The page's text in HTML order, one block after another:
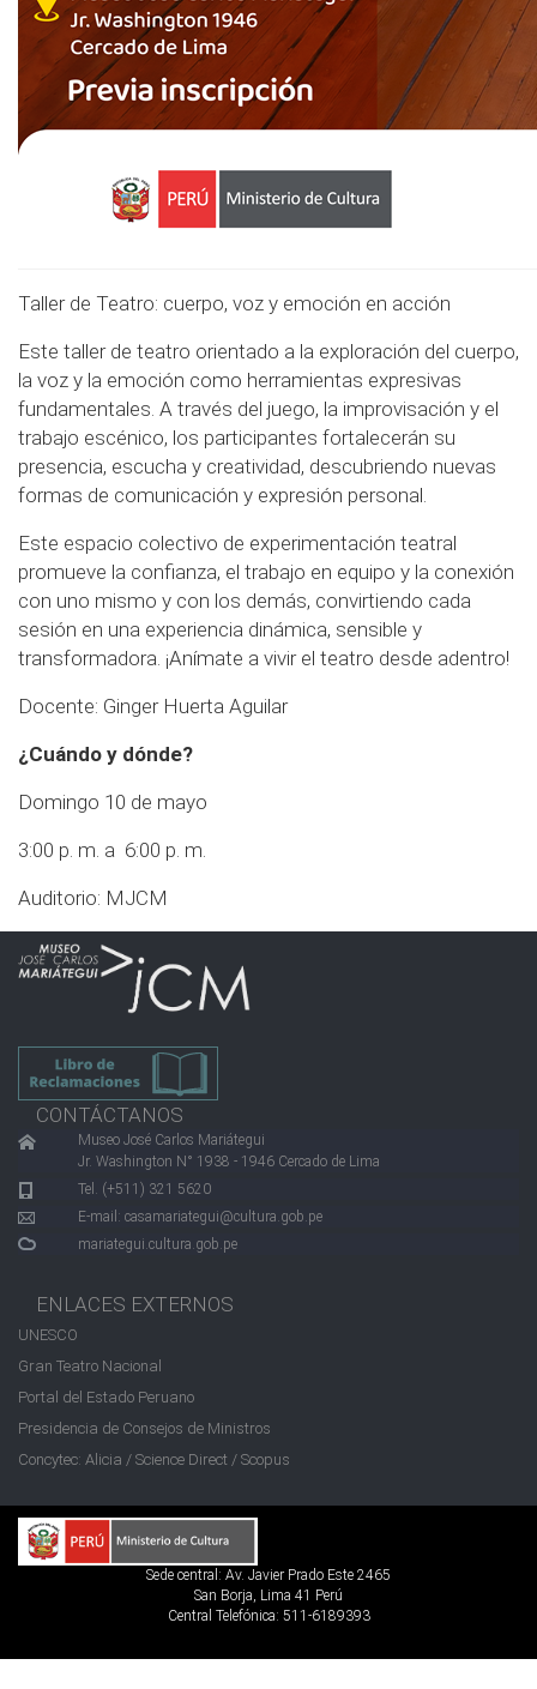
Taller de Teatro: cuerpo, voz y emoción en acción
Este taller de teatro orientado a la exploración del cuerpo,
la voz y la emoción como herramientas expresivas
fundamentales. A través del juego, la improvisación y el
trabajo escénico, los participantes fortalecerán su
presencia, escucha y creatividad, descubriendo nuevas
formas de comunicación y expresión personal.
Este espacio colectivo de experimentación teatral
promueve la confianza, el trabajo en equipo y la conexión
con uno mismo y con los demás, convirtiendo cada
sesión en una experiencia dinámica, sensible y
transformadora. ¡Anímate a vivir el teatro desde adentro!
Docente: Ginger Huerta Aguilar
¿Cuándo y dónde?
Domingo 10 de mayo
3:00 p. m. a 6:00 p. m.
Auditorio: MJCM
CONTÁCTANOS
Museo José Carlos Mariátegui
Jr. Washington N° 1938 - 1946 Cercado de Lima
Tel. (+511) 321 5620
E-mail: casamariategui@cultura.gob.pe
mariategui.cultura.gob.pe
ENLACES EXTERNOS
UNESCO
Gran Teatro Nacional
Portal del Estado Peruano
Presidencia de Consejos de Ministros
Concytec: Alicia / Science Direct / Scopus
Sede central: Av. Javier Prado Este 2465
San Borja, Lima 41 Perú
Central Telefónica: 511-6189393